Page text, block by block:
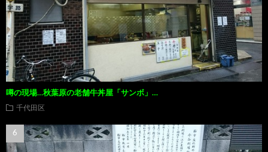
噂の現場…秋葉原の老舗牛丼屋「サンボ」…
千代田区